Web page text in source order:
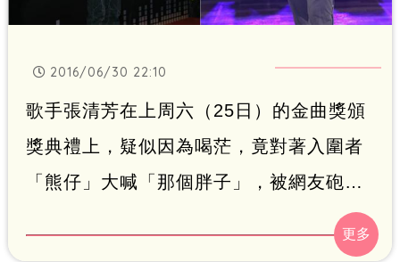
2016/06/30 22:10
歌手張清芳在上周六（25日）的金曲獎頒
獎典禮上，疑似因為喝茫，竟對著入圍者
「熊仔」大喊「那個胖子」，被網友砲轟
「很失態」、「對入圍者不尊重」，不過
熊仔並未因此不滿，反而寫歌自嘲，獲得